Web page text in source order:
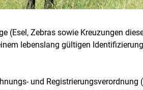
(Esel, Zebras sowie Kreuzungen
lebenslang gültigen
und Registrierungsverordnung